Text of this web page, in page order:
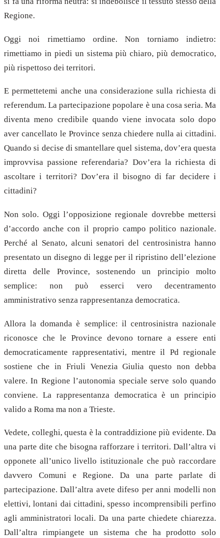
Regione.
Oggi noi rimettiamo ordine. Non torniamo indietro:
rimettiamo in piedi un sistema più chiaro, più democratico,
più rispettoso dei territori.
E permettetemi anche una considerazione sulla richiesta di
referendum. La partecipazione popolare è una cosa seria. Ma
diventa meno credibile quando viene invocata solo dopo
aver cancellato le Province senza chiedere nulla ai cittadini.
Quando si decise di smantellare quel sistema, dov’era questa
improvvisa passione referendaria? Dov’era la richiesta di
ascoltare i territori? Dov’era il bisogno di far decidere i
cittadini?
Non solo. Oggi l’opposizione regionale dovrebbe mettersi
d’accordo anche con il proprio campo politico nazionale.
Perché al Senato, alcuni senatori del centrosinistra hanno
presentato un disegno di legge per il ripristino dell’elezione
diretta delle Province, sostenendo un principio molto
semplice: non può esserci vero decentramento
amministrativo senza rappresentanza democratica.
Allora la domanda è semplice: il centrosinistra nazionale
riconosce che le Province devono tornare a essere enti
democraticamente rappresentativi, mentre il Pd regionale
sostiene che in Friuli Venezia Giulia questo non debba
valere. In Regione l’autonomia speciale serve solo quando
conviene. La rappresentanza democratica è un principio
valido a Roma ma non a Trieste.
Vedete, colleghi, questa è la contraddizione più evidente. Da
una parte dite che bisogna rafforzare i territori. Dall’altra vi
opponete all’unico livello istituzionale che può raccordare
davvero Comuni e Regione. Da una parte parlate di
partecipazione. Dall’altra avete difeso per anni modelli non
elettivi, lontani dai cittadini, spesso incomprensibili perfino
agli amministratori locali. Da una parte chiedete chiarezza.
Dall’altra rimpiangete un sistema che ha prodotto solo